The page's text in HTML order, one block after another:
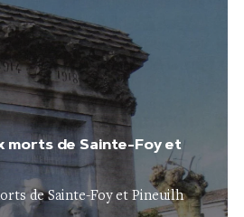
morts de Sainte-Foy et
de Sainte-Foy et Pineuilh